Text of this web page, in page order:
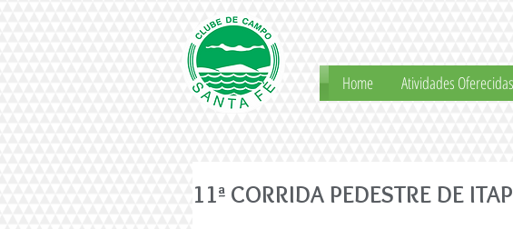
Home Atividades Oferecidas
11ª CORRIDA PEDESTRE DE